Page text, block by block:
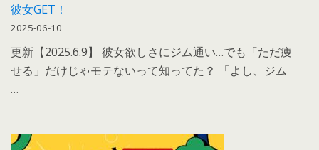
彼女GET！
2025-06-10
更新【2025.6.9】 彼女欲しさにジム通い…でも「ただ痩
せる」だけじゃモテないって知ってた？ 「よし、ジム
…